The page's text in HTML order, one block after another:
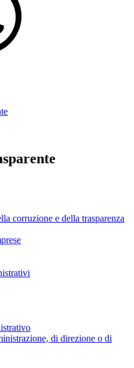
corruzione e della trasparenza
di direzione o di